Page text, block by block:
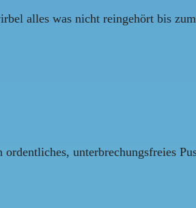
alles was nicht reingehört bis
unterbrechungsfreies